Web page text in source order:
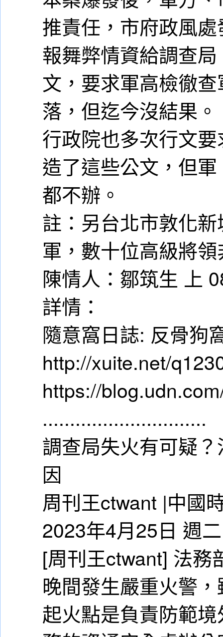
推責任，市府政風
報舞弊情資給調查
文，要求軍高檢徹
落，但迄今沒結果。
行政院也多次行文
造了這些公文，但
都不辦。
註：另台北市敦化
軍，數十位高級將
陳情人：鄒筑生 上
詳情：
隨意窩日誌: 反骨狗
http://xuite.net/
https://
..............................
調查局失火有可疑
因
周刊王ctwant |中國
2023年4月25日 週
[周刊王ctwant] 法務
晚間發生嚴重火警
起火點是負責防範